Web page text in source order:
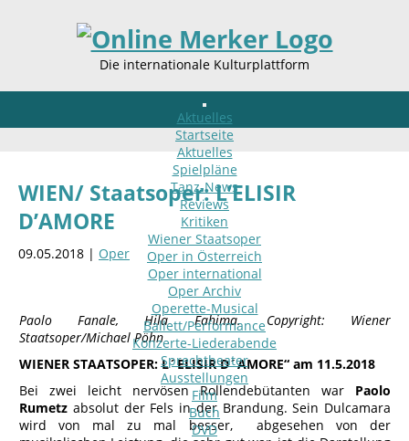
Die internationale Kulturplattform
Aktuelles
Startseite
Aktuelles
Spielpläne
Tanz-News
Reviews
Kritiken
Wiener Staatsoper
Oper in Österreich
Oper international
Oper Archiv
Operette-Musical
Ballett/Performance
Konzerte-Liederabende
Sprechtheater
Ausstellungen
Film
Buch
DVD
WIEN/ Staatsoper: L’ELISIR
D’AMORE
09.05.2018 | Oper
Paolo Fanale, Hila Fahima.
Copyright: Wiener
Staatsoper/Michael Pöhn
WIENER STAATSOPER: L´ELISIR D´AMORE“ am 11.5.2018
Bei zwei leicht nervösen Rollendebütanten war Paolo
Rumetz absolut der Fels in der Brandung. Sein Dulcamara
wird von mal zu mal besser, abgesehen von der